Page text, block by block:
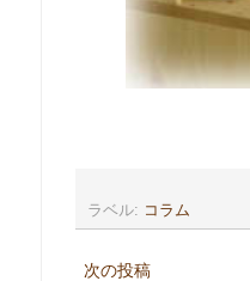
ラベル: コラム
次の投稿